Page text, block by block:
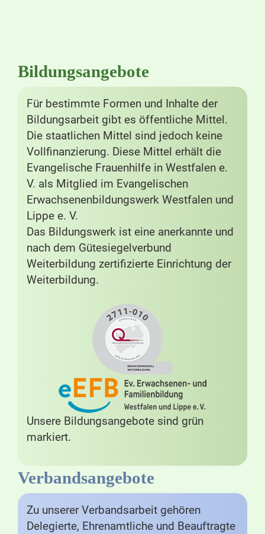
Bildungsangebote
Für bestimmte Formen und Inhalte der
Bildungsarbeit gibt es öffentliche Mittel.
Die staatlichen Mittel sind jedoch keine
Vollfinanzierung. Diese Mittel erhält die
Evangelische Frauenhilfe in Westfalen e.
V. als Mitglied im Evangelischen
Erwachsenenbildungswerk Westfalen und
Lippe e. V.
Das Bildungswerk ist eine anerkannte und
nach dem Gütesiegelverbund
Weiterbildung zertifizierte Einrichtung der
Weiterbildung.
Unsere Bildungsangebote sind grün
markiert.
Verbandsangebote
Zu unserer Verbandsarbeit gehören
Delegierte, Ehrenamtliche und Beauftragte